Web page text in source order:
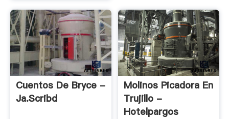
Cuentos De Bryce -
Ja.scribd
Molinos Picadora En
Trujillo -
Hotelpargos